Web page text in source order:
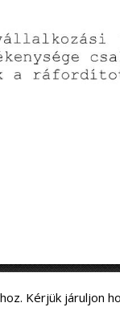
Kérjük járuljon